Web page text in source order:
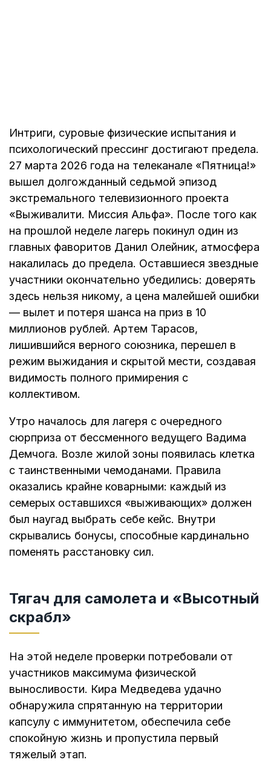
Интриги, суровые физические испытания и
психологический прессинг достигают предела.
27 марта 2026 года на телеканале «Пятница!»
вышел долгожданный седьмой эпизод
экстремального телевизионного проекта
«Выживалити. Миссия Альфа». После того как
на прошлой неделе лагерь покинул один из
главных фаворитов Данил Олейник, атмосфера
накалилась до предела. Оставшиеся звездные
участники окончательно убедились: доверять
здесь нельзя никому, а цена малейшей ошибки
— вылет и потеря шанса на приз в 10
миллионов рублей. Артем Тарасов,
лишившийся верного союзника, перешел в
режим выжидания и скрытой мести, создавая
видимость полного примирения с
коллективом.
Утро началось для лагеря с очередного
сюрприза от бессменного ведущего Вадима
Демчога. Возле жилой зоны появилась клетка
с таинственными чемоданами. Правила
оказались крайне коварными: каждый из
семерых оставшихся «выживающих» должен
был наугад выбрать себе кейс. Внутри
скрывались бонусы, способные кардинально
поменять расстановку сил.
Тягач для самолета и «Высотный
скрабл»
На этой неделе проверки потребовали от
участников максимума физической
выносливости. Кира Медведева удачно
обнаружила спрятанную на территории
капсулу с иммунитетом, обеспечила себе
спокойную жизнь и пропустила первый
тяжелый этап.